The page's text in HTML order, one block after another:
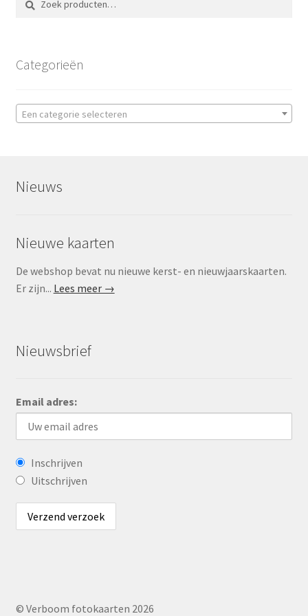
naar:
Categorieën
Een categorie selecteren
Nieuws
Nieuwe kaarten
De webshop bevat nu nieuwe kerst- en nieuwjaarskaarten.
Er zijn... Lees meer →
Nieuwsbrief
Email adres:
Inschrijven
Uitschrijven
© Verboom fotokaarten 2026